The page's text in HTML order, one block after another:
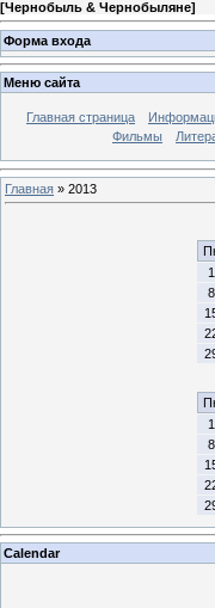
[Чернобыль & Чернобыляне]
Форма входа
Меню сайта
Главная страница
Фильмы
Главная » 2013
1
8
1
8
Calendar